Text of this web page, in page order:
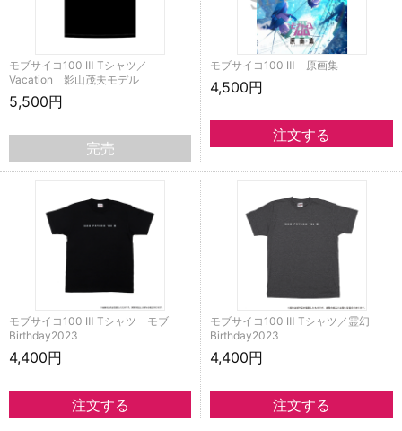
モブサイコ100 Ⅲ Tシャツ／
Vacation 影山茂夫モデル
5,500円
完売
モブサイコ100 Ⅲ 原画集
4,500円
モブサイコ100 Ⅲ Tシャツ モブ
Birthday2023
4,400円
モブサイコ100 Ⅲ Tシャツ／霊幻
Birthday2023
4,400円